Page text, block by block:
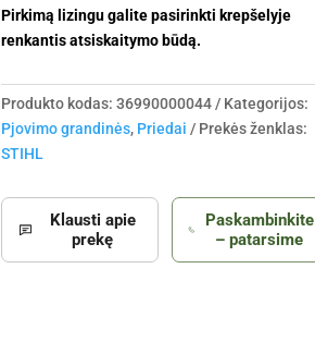
Pirkimą lizingu galite pasirinkti krepšelyje
renkantis atsiskaitymo būdą.
Produkto kodas: 36990000044
Kategorijos:
Pjovimo grandinės, Priedai
Prekės ženklas:
STIHL
Klausti apie
prekę
Paskambinkite
– patarsime